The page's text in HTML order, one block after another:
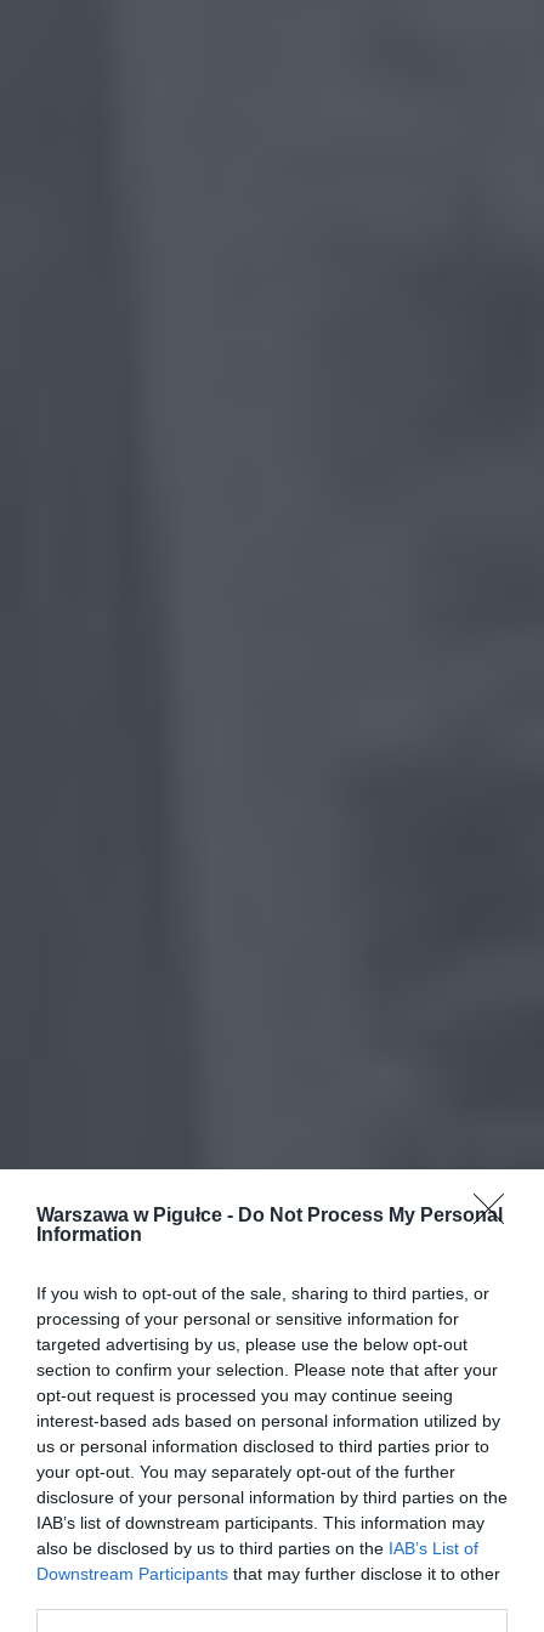
Warszawa w Pigułce - Do Not Process My Personal
Information
If you wish to opt-out of the sale, sharing to third parties, or
processing of your personal or sensitive information for
targeted advertising by us, please use the below opt-out
section to confirm your selection. Please note that after your
opt-out request is processed you may continue seeing
interest-based ads based on personal information utilized by
us or personal information disclosed to third parties prior to
your opt-out. You may separately opt-out of the further
disclosure of your personal information by third parties on the
IAB’s list of downstream participants. This information may
also be disclosed by us to third parties on the IAB’s List of
Downstream Participants that may further disclose it to other